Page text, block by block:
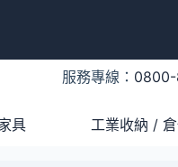
服務專線：
具 工業收納 /